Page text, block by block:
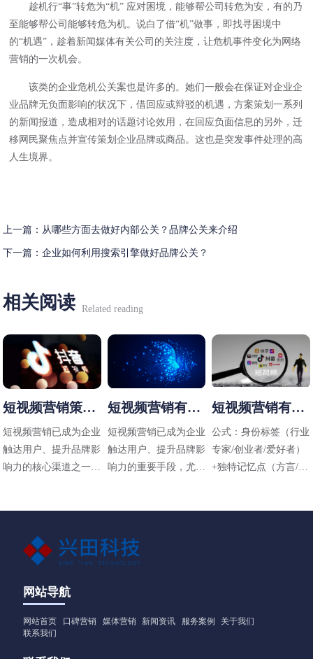
趁机行“事”转危为“机” 应对困境，能够帮公司转危为安，有的乃
至能够帮公司能够转危为机。说白了借“机”做事，即找寻困境中
的“机遇”，趁着新闻媒体有关公司的关注度，让危机事件变化为网络
营销的一次机会。
该类的企业危机公关案也是许多的。她们一般会在保证对企业企
业品牌无负面影响的状况下，借回应或辩驳的机遇，方案策划一系列
的新闻报道，造成相对的话题讨论效用，在回应负面信息的另外，迁
移网民聚焦点并宣传策划企业品牌或商品。这也是突发事件处理的高
人生境界。
上一篇： 从哪些方面去做好内部公关？品牌公关来介绍
下一篇：企业如何利用搜索引擎做好品牌公关？
相关阅读 Related reading
短视频营销策略
有哪些
短视频营销已成为企业
触达用户、提升品牌影
响力的核心渠道之一，
见的短视频营销策略及
应用方向：
短视频营销有哪
些方法
短视频营销已成为企业
触达用户、提升品牌影
响力的重要手段，尤其
行业（包括工业领域如
阀门企业）的短视频营
短视频营销有哪
些技巧
公式：身份标签（行业
专家/创业者/爱好者）
+独特记忆点（方言/标
网站导航
网站首页 口碑营销 媒体营销 新闻资讯 服务案例
关于我们
联系我们